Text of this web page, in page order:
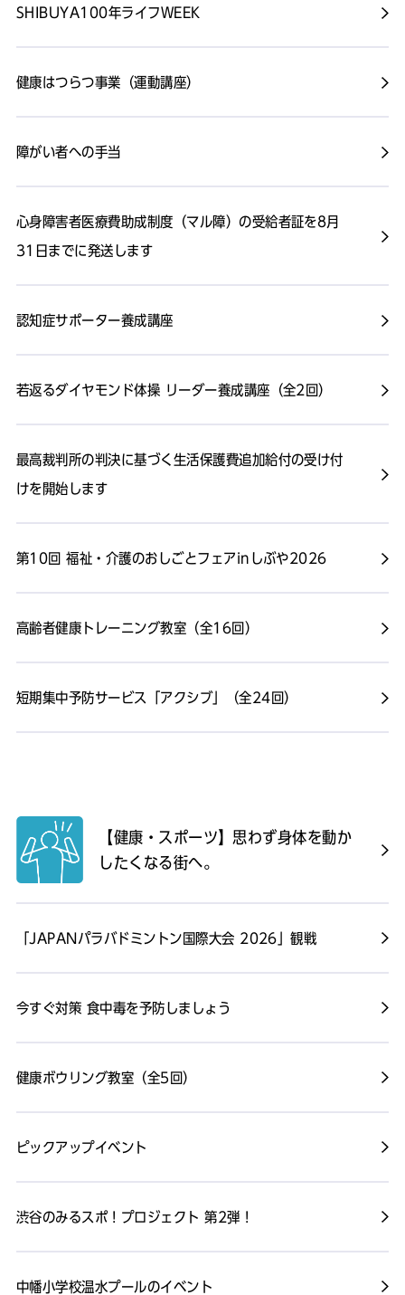
SHIBUYA100年ライフWEEK
健康はつらつ事業（運動講座）
障がい者への手当
心身障害者医療費助成制度（マル障）の受給者証を8月
31日までに発送します
認知症サポーター養成講座
若返るダイヤモンド体操 リーダー養成講座（全2回）
最高裁判所の判決に基づく生活保護費追加給付の受け付
けを開始します
第10回 福祉・介護のおしごとフェアinしぶや2026
高齢者健康トレーニング教室（全16回）
短期集中予防サービス「アクシブ」（全24回）
【健康・スポーツ】思わず身体を動か
したくなる街へ。
「JAPANパラバドミントン国際大会 2026」観戦
今すぐ対策 食中毒を予防しましょう
健康ボウリング教室（全5回）
ピックアップイベント
渋谷のみるスポ！プロジェクト 第2弾！
中幡小学校温水プールのイベント